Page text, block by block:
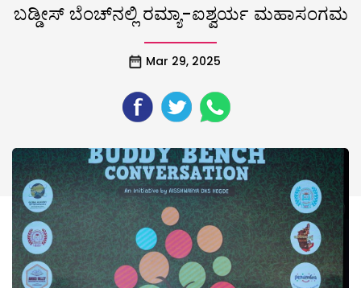
ಬಡ್ಡೀಸ್‌ ಬೆಂಚ್‌ನಲ್ಲಿ ರಮ್ಯಾ-ಐಶ್ವರ್ಯ ಮಹಾಸಂಗಮ
Mar 29, 2025